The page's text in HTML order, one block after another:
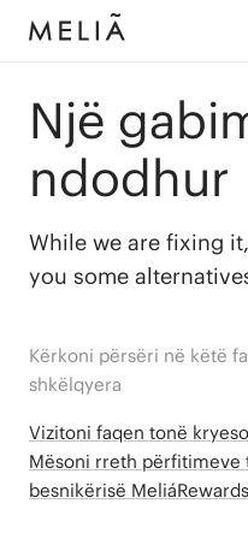
Një
ndodhur
While we are fixing
you some
Kërkoni përsëri në këtë
shkëlqyera
Vizitoni faqen tonë
Mësoni rreth përfitimeve
besnikërisë MeliáRewards